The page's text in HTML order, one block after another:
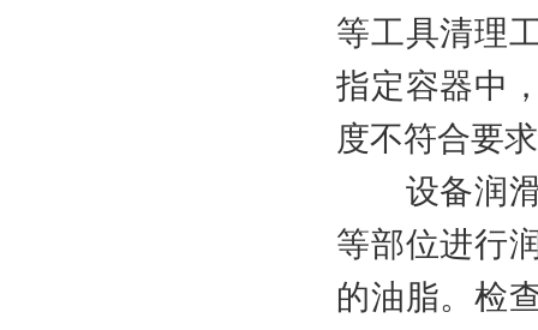
等工具清理
指定容器中
度不符合要
设备润滑
等部位进行
的油脂。检